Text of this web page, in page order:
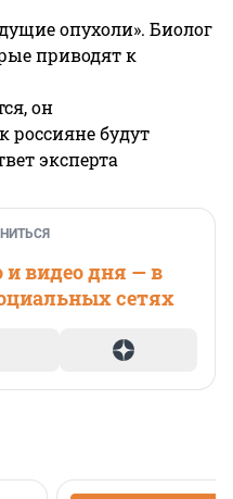
опухоли». Биолог
приводят к
он
россияне будут
эксперта
видео дня — в
сетях